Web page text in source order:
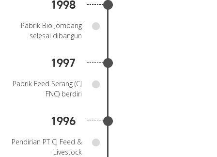
1998
Pabrik Bio Jombang
selesai dibangun
1997
Pabrik Feed Serang (CJ
FNC) berdiri
1996
Pendirian PT CJ Feed &
Livestock